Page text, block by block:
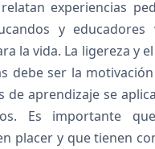
experiencias
y
la vida. La ligereza y
debe ser la
de aprendizaje se
Es importante
placer y que tienen